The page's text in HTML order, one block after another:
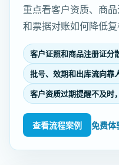
重点看客户资质、商
和票据对账如何降低复
客户证照和商品注册证分
批号、效期和出库流向靠
客户资质过期提醒不及时
查看流程案例 免费体